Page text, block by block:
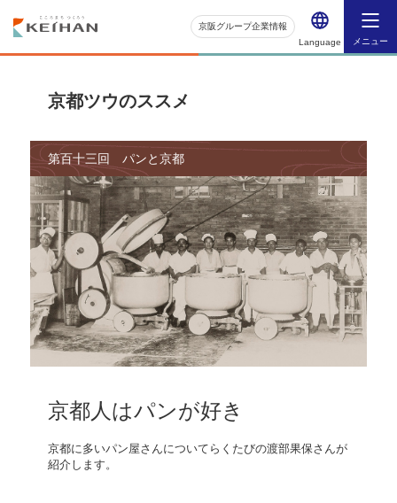
Language メニュー
京阪グループ企業情報
京都ツウのススメ
第百十三回 パンと京都
京都人はパンが好き
京都に多いパン屋さんについてらくたびの渡部果保さんが
紹介します。